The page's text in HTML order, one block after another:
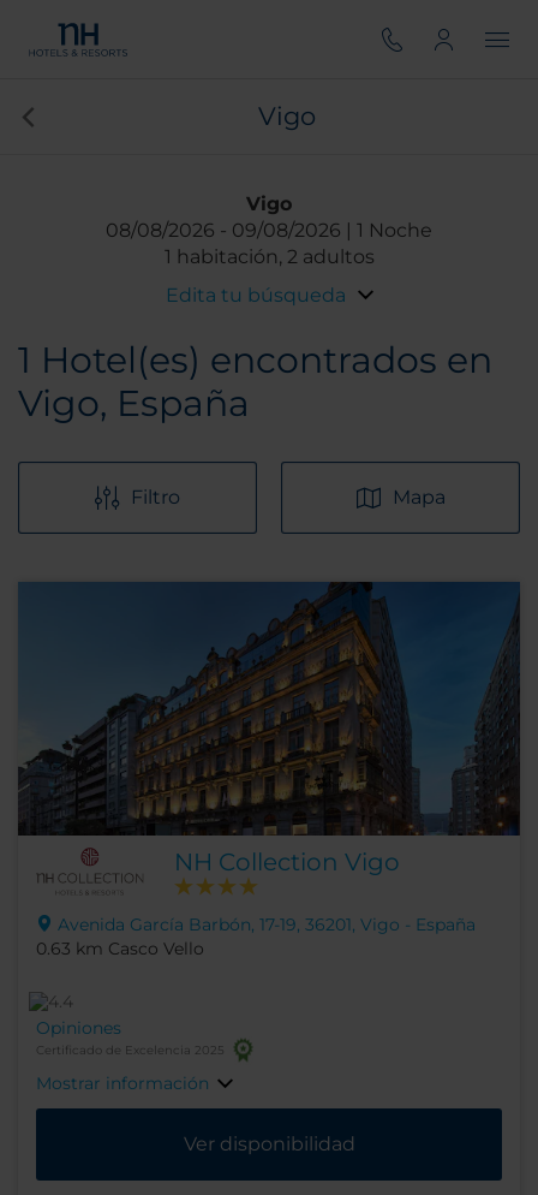
Vigo
Vigo
08/08/2026
09/08/2026
1 Noche
1 habitación, 2 adultos
Edita tu búsqueda
1 Hotel(es) encontrados en
Vigo, España
Filtro Mapa
NH Collection Vigo
Avenida García Barbón, 17-19, 36201, Vigo - España
0.63 km Casco Vello
Opiniones
Certificado de Excelencia 2025
Mostrar información
Ver disponibilidad